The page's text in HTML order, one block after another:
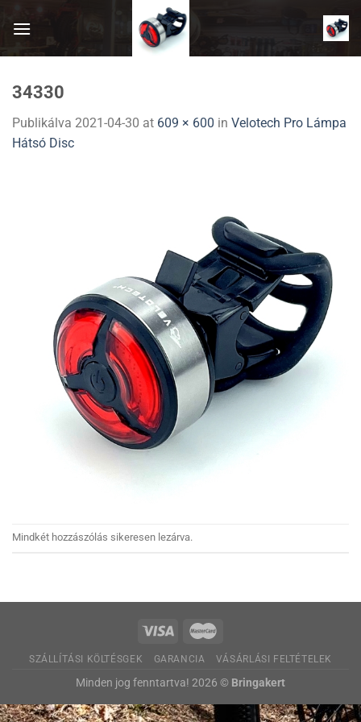
34330
Publikálva 2021-04-30 at 609 × 600 in Velotech Pro Lámpa
Hátsó Disc
Mindkét hozzászólás sikeresen lezárva.
SZÁLLÍTÁSI KÖLTÉSGEK GARANCIA VÁSÁRLÁSI FELTÉTELEK
Minden jog fenntartva! 2026 © Bringakert